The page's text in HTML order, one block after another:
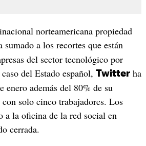
norteamericana propiedad
sumado a los recortes que están
del sector tecnológico por
del Estado español, Twitterha
enero además del 80% de su
solo cinco trabajadores. Los
a la oficina de la red social en
cerrada.